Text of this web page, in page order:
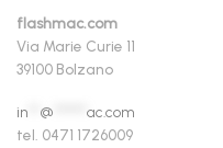
flashmac.com
Via Marie Curie 11
39100 Bolzano
in @
ac.com
tel. 0471 1726009